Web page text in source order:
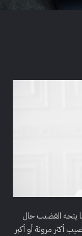
يتجه القضيب حال
أكثر مرونة أو أكبر